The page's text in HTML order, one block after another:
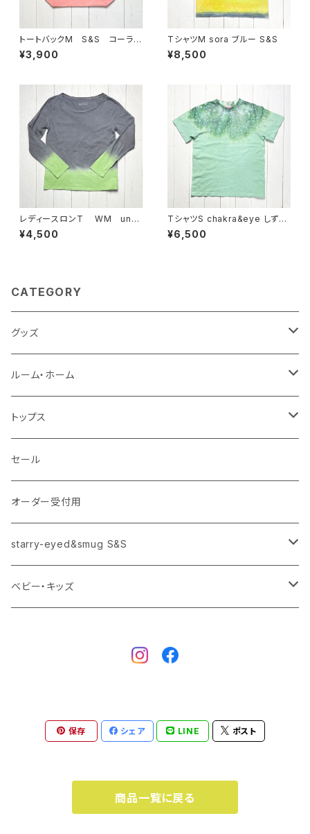
トートバックM S&S コーラル
ピンク
¥3,900
TシャツM sora ブルー S&S
¥8,500
レディースロンT WM und
er グレー×イエローグリーン
¥4,500
TシャツS chakra&eye しず
く グリーン
¥6,500
CATEGORY
グッズ
タッセルgrowキーホルダー
風呂敷
ストール
ポーチ
トートバック
手ぬぐい
ルーム・ホーム
クッションカバー
エプロン
のれん
パネル
タオル
トップス
パーカ
Tシャツ
starry-eyed&smug S&S
ロンT
セール
オーダー受付用
starry-eyed&smug S&S
Tシャツ
ベビー・キッズ
保存 シェア LINE ポスト
商品一覧に戻る